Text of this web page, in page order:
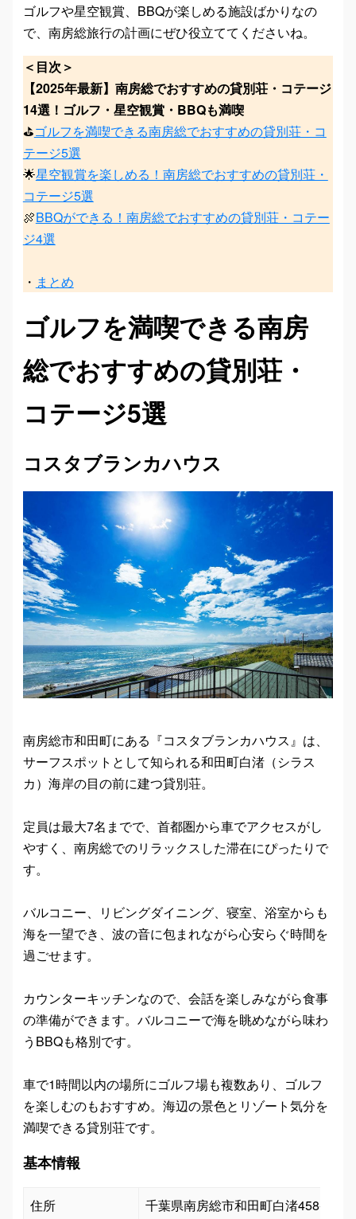
ゴルフや星空観賞、BBQが楽しめる施設ばかりなの
で、南房総旅行の計画にぜひ役立ててくださいね。
＜目次＞
【2025年最新】南房総でおすすめの貸別荘・コテージ
14選！ゴルフ・星空観賞・BBQも満喫
⛳ゴルフを満喫できる南房総でおすすめの貸別荘・コ
テージ5選
🌟星空観賞を楽しめる！南房総でおすすめの貸別荘・
コテージ5選
🍖BBQができる！南房総でおすすめの貸別荘・コテー
ジ4選
・ まとめ
ゴルフを満喫できる南房
総でおすすめの貸別荘・
コテージ5選
コスタブランカハウス
南房総市和田町にある『コスタブランカハウス』は、
サーフスポットとして知られる和田町白渚（シラス
カ）海岸の目の前に建つ貸別荘。
定員は最大7名までで、首都圏から車でアクセスがし
やすく、南房総でのリラックスした滞在にぴったりで
す。
バルコニー、リビングダイニング、寝室、浴室からも
海を一望でき、波の音に包まれながら心安らぐ時間を
過ごせます。
カウンターキッチンなので、会話を楽しみながら食事
の準備ができます。バルコニーで海を眺めながら味わ
うBBQも格別です。
車で1時間以内の場所にゴルフ場も複数あり、ゴルフ
を楽しむのもおすすめ。海辺の景色とリゾート気分を
満喫できる貸別荘です。
基本情報
住所
千葉県南房総市和田町白渚458-13